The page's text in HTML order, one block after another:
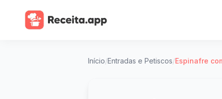
Início/Entradas e Petiscos/Espinafre